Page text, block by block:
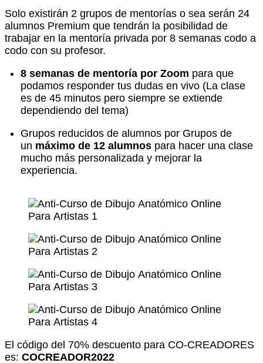
Solo existirán 2 grupos de mentorías o sea serán 24
alumnos Premium que tendrán la posibilidad de
trabajar en la mentoría privada por 8 semanas codo a
codo con su profesor.
8 semanas de mentoría por Zoom para que
podamos responder tus dudas en vivo (La clase
es de 45 minutos pero siempre se extiende
dependiendo del tema)
Grupos reducidos de alumnos por Grupos de
un máximo de 12 alumnos para hacer una clase
mucho más personalizada y mejorar la
experiencia.
El código del 70% descuento para CO-CREADORES
es: COCREADOR2022